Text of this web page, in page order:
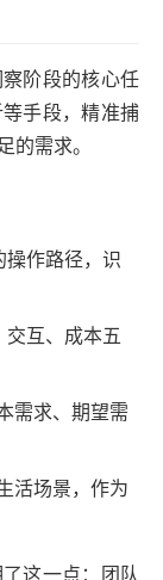
阶段的核心任
手段，精准捕
的需求。
作路径，识
交互、成本五
需求、期望需
活场景，作为
这一点：团队